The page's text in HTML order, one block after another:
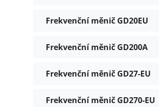
Frekvenční měnič GD20EU
Frekvenční měnič GD200A
Frekvenční měnič GD27-EU
Frekvenční měnič GD270-EU